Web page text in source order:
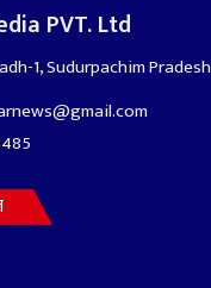
PVT. Ltd
1, Sudurpachim Pradesh